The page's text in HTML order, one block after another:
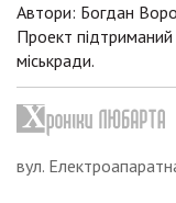
Автори: Богдан
Проект підтриманий
міськради.
вул.